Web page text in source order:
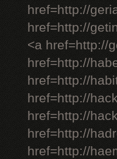
href=http://
href=http://
<a href=http://
href=http://
href=http://
href=http://
href=http://
href=http://
href=http://